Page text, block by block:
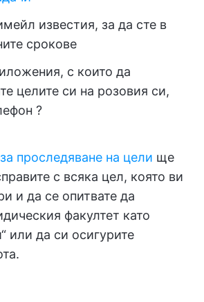
известия, за да сте в
срокове
с които да
целите си на розовия си,
?
проследяване на цели ще
с всяка цел, която ви
и да се опитвате да
факултет като
или да си осигурите